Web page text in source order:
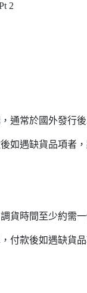
2
通常於國外發行
如遇缺貨品項者
貨時間至少約需
付款後如遇缺貨